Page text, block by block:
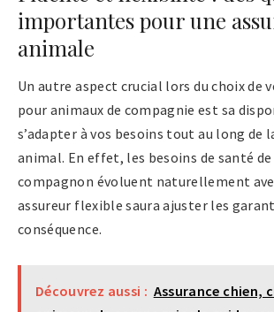
importantes pour une
animale
Un autre aspect crucial lors du choix de
pour animaux de compagnie est sa
s’adapter à vos besoins tout au long de
animal. En effet, les besoins de santé
compagnon évoluent naturellement
assureur flexible saura ajuster les
conséquence.
Découvrez aussi : Assurance chien,